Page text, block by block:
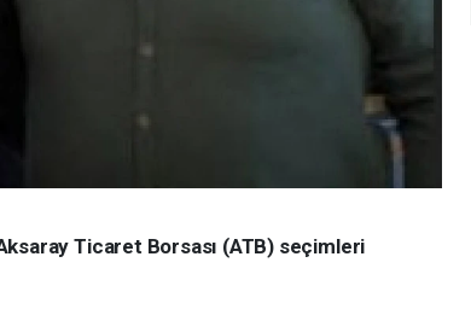
Ticaret Borsası (ATB) seçimleri